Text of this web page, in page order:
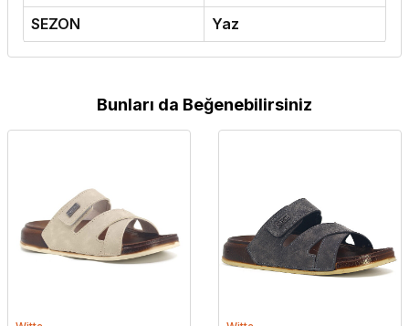
SEZON
Yaz
Bunları da Beğenebilirsiniz